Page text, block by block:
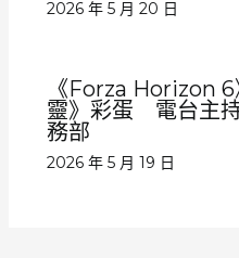
2026 年 5 月 20 日
《Forza Horizon
靈》彩蛋 電台主
務部
2026 年 5 月 19 日